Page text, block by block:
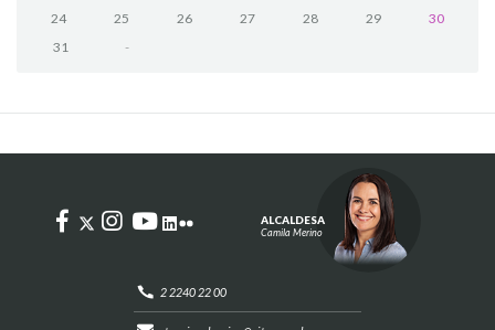
24
25 26 27 28 29
30
31
-
2 2240 22 00
ALCALDESA
Camila Merino